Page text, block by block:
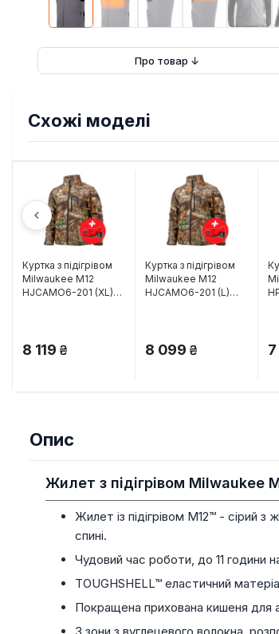
Про товар ↓
Схожі моделі
Куртка з підігрівом
Milwaukee M12
HJCAMO6-201 (XL)
8 119
Куртка з підігрівом
Milwaukee M12
HJCAMO6-201 (L)
8 099
Опис
Жилет з підігрівом Milwaukee
Жилет із підігрівом M12™ - сірий
спині.
Чудовий час роботи, до 11 години
TOUGHSHELL™ еластичний
Покращена прихована кишеня для
3 зони з вуглецевого волокна,